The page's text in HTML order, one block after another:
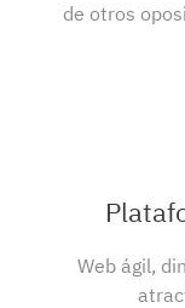
de otros
Web ágil,